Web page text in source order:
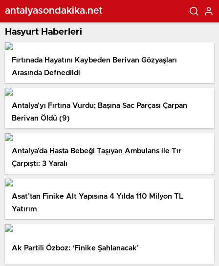
antalyasondakika.net
Hasyurt Haberleri
Fırtınada Hayatını Kaybeden Berivan Gözyaşları
Arasında Defnedildi
Antalya’yı Fırtına Vurdu; Başına Sac Parçası Çarpan
Berivan Öldü (9)
Antalya’da Hasta Bebeği Taşıyan Ambulans ile Tır
Çarpıştı: 3 Yaralı
Asat’tan Finike Alt Yapısına 4 Yılda 110 Milyon TL
Yatırım
Ak Partili Özboz: ‘Finike Şahlanacak’